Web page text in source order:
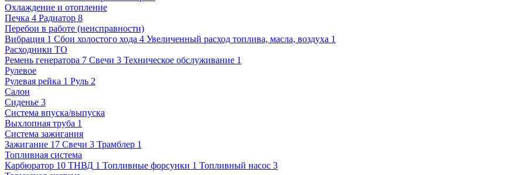
Охлаждение и отопление
Печка 4 Радиатор 8
Перебои в работе (неисправности)
Вибрация 1 Сбои холостого хода 4 Увеличенный расход топлива, масла, воздуха 1
Расходники ТО
Ремень генератора 7 Свечи 3 Техническое обслуживание 1
Рулевое
Рулевая рейка 1 Руль 2
Салон
Сиденье 3
Система впуска/выпуска
Выхлопная труба 1
Система зажигания
Зажигание 17 Свечи 3 Трамблер 1
Топливная система
Карбюратор 10 ТНВД 1 Топливные форсунки 1 Топливный насос 3